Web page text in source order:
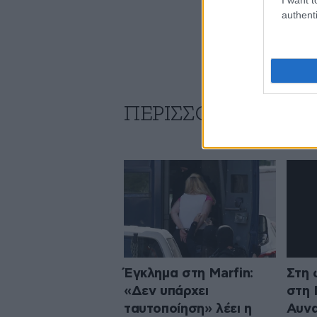
ΠΕΡΙΣΣΟΤΕΡΑ
Έγκλημα στη Marfin:
«Δεν υπάρχει
ταυτοποίηση» λέει η
Στη
στη